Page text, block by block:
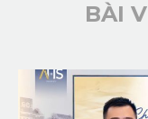
BÀI